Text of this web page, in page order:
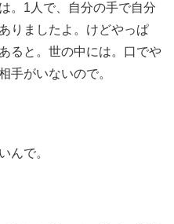
。1人で、自分の手で自分
りましたよ。けどやっぱ
ると。世の中には。口でや
手がいないので。
んで。